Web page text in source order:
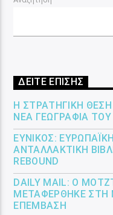
ΔΕΙΤΕ ΕΠΙΣΗΣ
Η ΣΤΡΑΤΗΓΙΚΉ
ΝΈΑ ΓΕΩΓΡΑΦΊΑ
ΕΎΝΙΚΟΣ:
ΑΝΤΑΛΛΑΚΤΙΚΉ
REBOUND
DAILY MAIL: Ο
ΜΕΤΑΦΈΡΘΗΚΕ ΣΤΗ
ΕΠΈΜΒΑΣΗ